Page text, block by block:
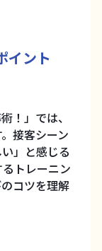
イント
！」では、
接客シーン
」と感じる
トレーニン
コツを理解